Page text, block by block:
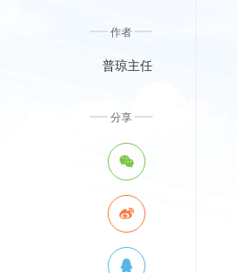
作者
普琼主任
分享